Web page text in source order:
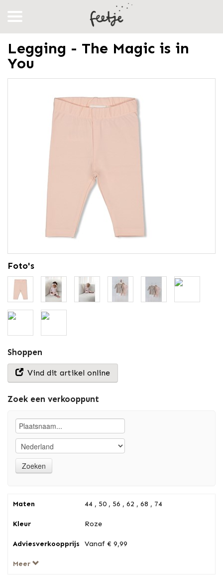
Legging - The Magic is in
You
Foto's
Shoppen
Vind dit artikel online
Zoek een verkooppunt
Maten 44 , 50 , 56 , 62 , 68 , 74
Kleur Roze
Adviesverkoopprijs Vanaf € 9,99
Meer